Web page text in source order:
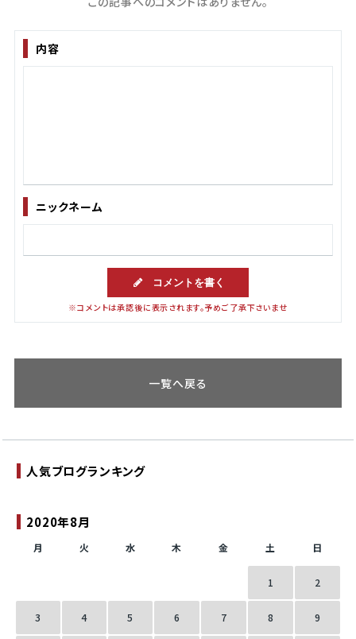
ニックネーム
内容
コメントを書く
※コメントは承認後に表示されます。予めご了承下さいませ
一覧へ戻る
2020年8月
月 火 水 木 金 土 日
1 2
3 4 5 6 7 8 9
人気ブログランキング